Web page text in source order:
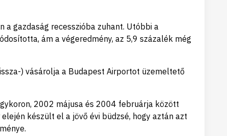
gazdaság recesszióba zuhant. Utóbbi a
ám a végeredmény, az 5,9 százalék még
) vásárolja a Budapest Airportot üzemeltető
2002 májusa és 2004 februárja között
készült el a jövő évi büdzsé, hogy aztán azt